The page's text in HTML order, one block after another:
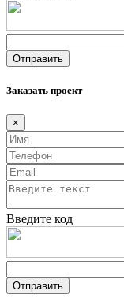
Заказать проект
×
Введите код